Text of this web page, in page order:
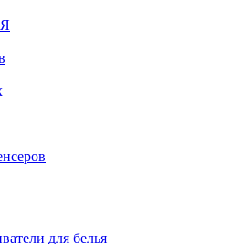
для белья